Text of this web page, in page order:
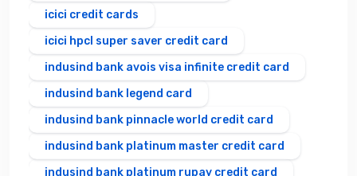
icici credit cards
icici hpcl super saver credit card
indusind bank avois visa infinite credit card
indusind bank legend card
indusind bank pinnacle world credit card
indusind bank platinum master credit card
indusind bank platinum rupay credit card